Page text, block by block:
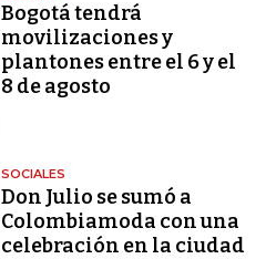
Bogotá tendrá
movilizaciones y
plantones entre el 6 y el
8 de agosto
SOCIALES
Don Julio se sumó a
Colombiamoda con una
celebración en la ciudad